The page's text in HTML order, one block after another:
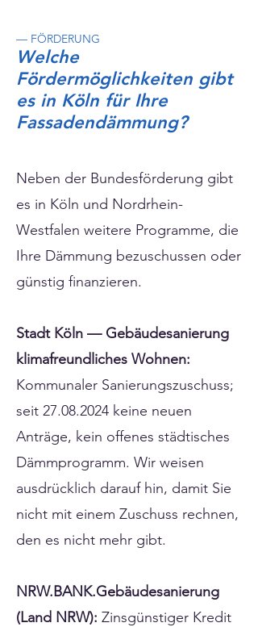
— FÖRDERUNG
Welche
Fördermöglichkeiten gibt
es in Köln für Ihre
Fassadendämmung?
Neben der Bundesförderung gibt
es in Köln und Nordrhein-
Westfalen weitere Programme, die
Ihre Dämmung bezuschussen oder
günstig finanzieren.
Stadt Köln — Gebäudesanierung
klimafreundliches Wohnen:
Kommunaler Sanierungszuschuss;
seit 27.08.2024 keine neuen
Anträge, kein offenes städtisches
Dämmprogramm. Wir weisen
ausdrücklich darauf hin, damit Sie
nicht mit einem Zuschuss rechnen,
den es nicht mehr gibt.
NRW.BANK.Gebäudesanierung
(Land NRW): Zinsgünstiger Kredit